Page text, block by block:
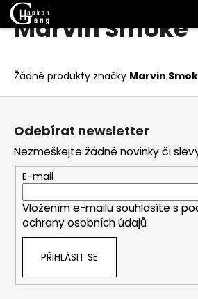
PřejítMarvin Smoke
Žádné produkty značky Marvin
K
o Zpět
Zpět
C
o
o
t
ř
e
b
u
Z
Odebírat newsletter
Nezmeškejte žádné novinky či
E-mail
Vložením e-mailu souhlasíte s
ochrany osobních údajů
PŘIHLÁSIT SE